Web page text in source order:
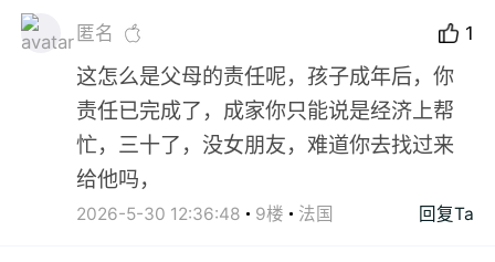
匿名 1
这怎么是父母的责任呢，孩子成年后，你
责任已完成了，成家你只能说是经济上帮
忙，三十了，没女朋友，难道你去找过来
给他吗，
2026-5-30 12:36:48 9楼 法国 回复Ta